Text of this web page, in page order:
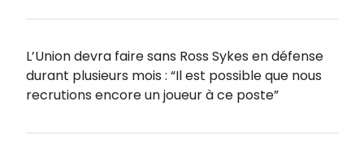
L’Union devra faire sans Ross Sykes en défense
durant plusieurs mois : “Il est possible que nous
recrutions encore un joueur à ce poste”